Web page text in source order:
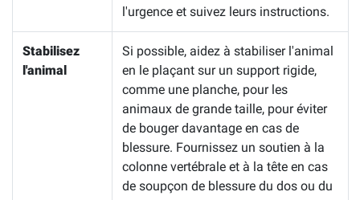
l'urgence et suivez leurs instructions.
Stabilisez
l'animal
Si possible, aidez à stabiliser l'animal
en le plaçant sur un support rigide,
comme une planche, pour les
animaux de grande taille, pour éviter
de bouger davantage en cas de
blessure. Fournissez un soutien à la
colonne vertébrale et à la tête en cas
de soupçon de blessure du dos ou du